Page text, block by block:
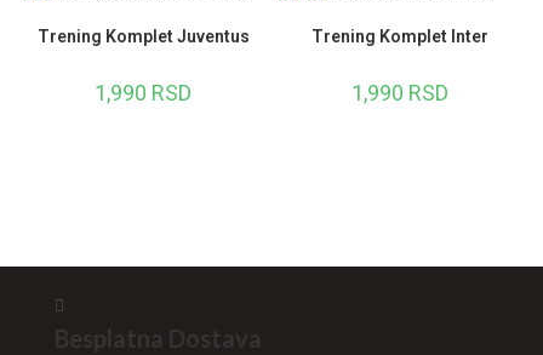
Trening Komplet Juventus
1,990 RSD
Trening Komplet Inter
1,990 RSD